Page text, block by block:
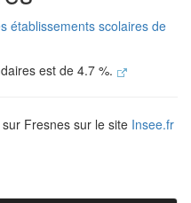
établissements scolaires de
est de 4.7 %.
Fresnes sur le site Insee.fr